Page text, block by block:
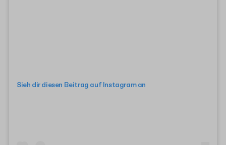
Sieh dir diesen Beitrag auf Instagram an